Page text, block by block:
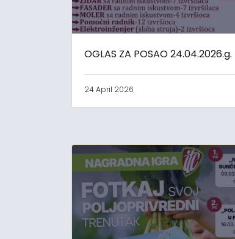
OGLAS ZA POSAO 24.04.2026.g.
24 April 2026